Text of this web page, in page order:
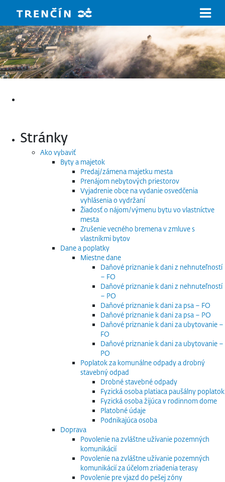
Stránky
Ako vybaviť
Byty a majetok
Predaj/zámena majetku mesta
Prenájom nebytových priestorov
Vyjadrenie obce na vydanie osvedčenia
vyhlásenia o vydržaní
Žiadosť o nájom/výmenu bytu vo vlastníctve
mesta
Zrušenie vecného bremena v zmluve s
vlastníkmi bytov
Dane a poplatky
Miestne dane
Daňové priznanie k dani z nehnuteľností
– FO
Daňové priznanie k dani z nehnuteľností
– PO
Daňové priznanie k dani za psa – FO
Daňové priznanie k dani za psa – PO
Daňové priznanie k dani za ubytovanie –
FO
Daňové priznanie k dani za ubytovanie –
PO
Poplatok za komunálne odpady a drobný
stavebný odpad
Drobné stavebné odpady
Fyzická osoba platiaca paušálny poplatok
Fyzická osoba žijúca v rodinnom dome
Platobné údaje
Podnikajúca osoba
Doprava
Povolenie na zvláštne užívanie pozemných
komunikácií
Povolenie na zvláštne užívanie pozemných
komunikácií za účelom zriadenia terasy
Povolenie pre vjazd do pešej zóny